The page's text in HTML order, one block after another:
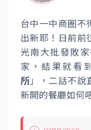
台中一中商圈不
出新耶！日前前
光南大批發敗
家，結果就看
所」，二話不說
新開的餐廳如何